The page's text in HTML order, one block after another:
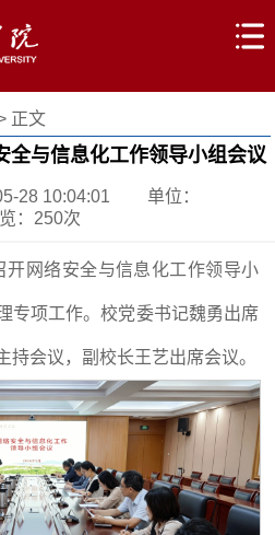
正文
全与信息化工作领导小组会议
28 10:04:01
单位：
： 250次
开网络安全与信息化工作领导小
专项工作。校党委书记魏勇出席
持会议，副校长王艺出席会议。